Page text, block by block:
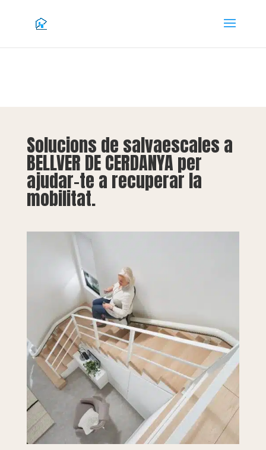
Solucions de salvaescales a
BELLVER DE CERDANYA per
ajudar-te a recuperar la
mobilitat.